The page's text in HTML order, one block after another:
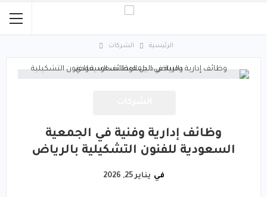
الرئيسية الشركات
وظائف إدارية وفنية في الجمعية
السعودية للفنون التشكيلية بالرياض
في يناير 25, 2026